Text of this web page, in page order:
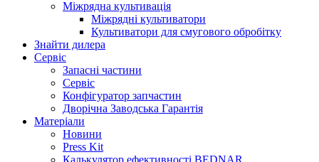
Міжрядна культивація
Міжрядні культиватори
Культиватори для смугового обробітку
Знайти дилера
Сервіс
Запасні частини
Сервіс
Конфігуратор запчастин
Дворічна Заводська Гарантія
Матеріали
Новини
Press Kit
Калькулятор ефективності BEDNAR